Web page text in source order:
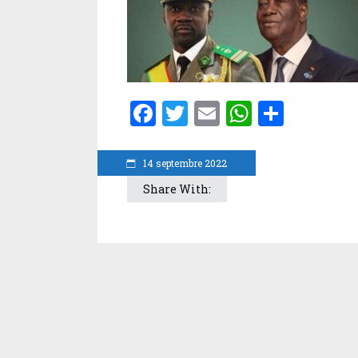
14 septembre 2022
Facebook
Twitter
Email
Share With: